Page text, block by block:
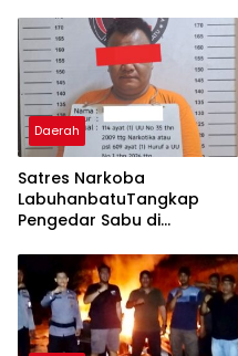
Daerah
Satres Narkoba
LabuhanbatuTangkap
Pengedar Sabu di
Gram Sabu